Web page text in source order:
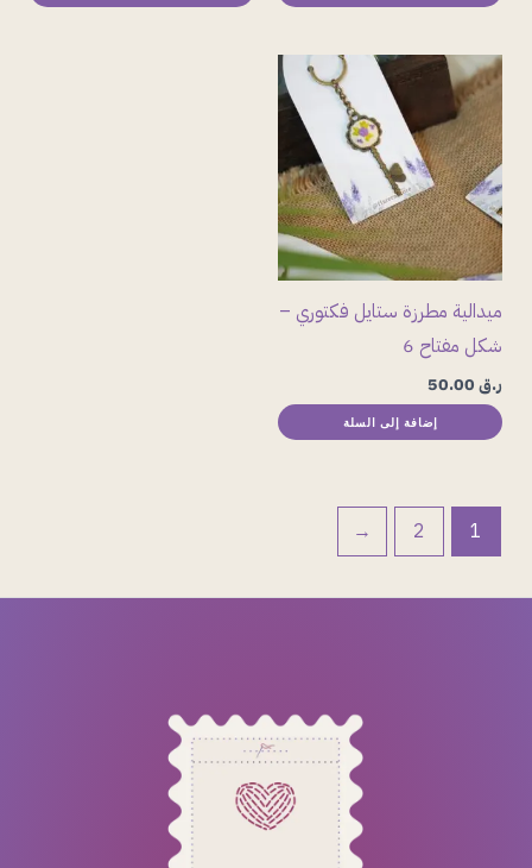
ميدالية مطرزة ستايل فكتوري –
شكل مفتاح 6
ر.ق50.00
إضافة إلى السلة
1
2
←